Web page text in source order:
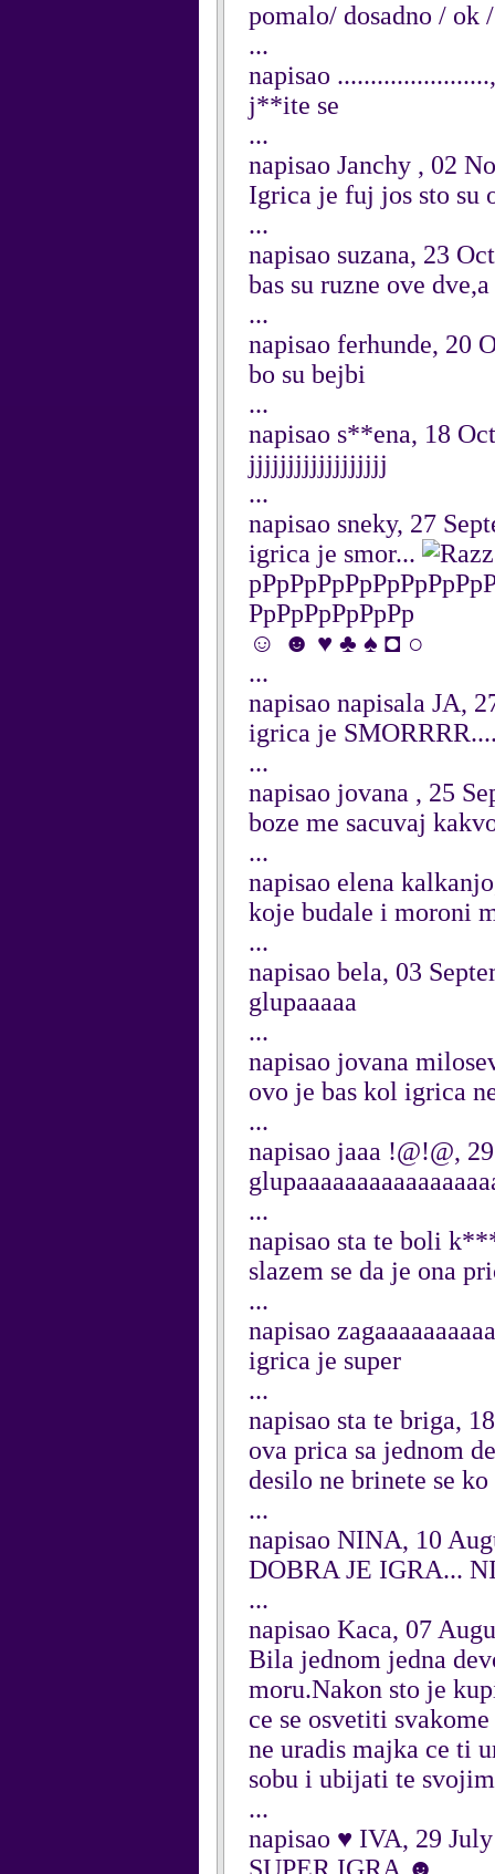
pomalo/ dosadno / ok
...
napisao
j**ite se
...
napisao Janchy , 02
Igrica je fuj jos sto su
...
napisao suzana, 23
bas su ruzne ove
...
napisao ferhunde, 20
bo su bejbi
...
napisao s**ena, 18
jjjjjjjjjjjjjjjjjj
...
napisao sneky, 27
igrica je smor...
PpPpPpPpPpPp
☺ ☻ ♥ ♣ ♠ ◘ ○
...
napisao napisala JA,
igrica je
...
napisao jovana , 25
boze me sacuvaj
...
napisao elena
koje budale i moroni
...
napisao bela, 03
glupaaaaa
...
napisao jovana
ovo je bas kol igrica
...
napisao jaaa !@!@,
...
napisao sta te boli
slazem se da je ona
...
napisao
igrica je super
...
napisao sta te briga,
ova prica sa jednom
desilo ne brinete se
...
napisao NINA, 10
DOBRA JE IGRA...
...
napisao Kaca, 07
Bila jednom jedna
moru.Nakon sto je
ce se osvetiti
ne uradis majka ce ti
sobu i ubijati te
...
napisao ♥ IVA, 29